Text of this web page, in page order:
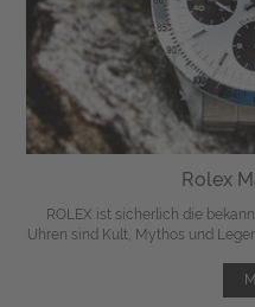
Rolex
ROLEX ist sicherlich die
Uhren sind Kult, Mythos und